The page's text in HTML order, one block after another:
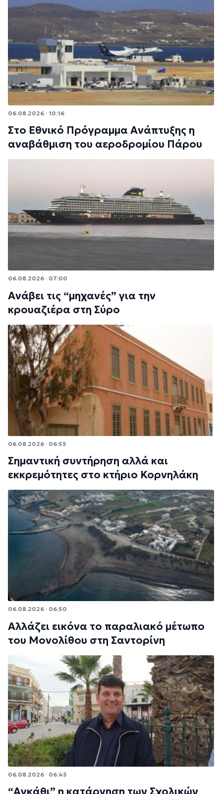
06.08.2026 · 10:16
Στο Εθνικό Πρόγραμμα Ανάπτυξης η
αναβάθμιση του αεροδρομίου Πάρου
06.08.2026 · 07:00
Ανάβει τις “μηχανές” για την
κρουαζιέρα στη Σύρο
06.08.2026 · 06:55
Σημαντική συντήρηση αλλά και
εκκρεμότητες στο κτήριο Κορνηλάκη
06.08.2026 · 06:50
Αλλάζει εικόνα το παραλιακό μέτωπο
του Μονολίθου στη Σαντορίνη
06.08.2026 · 06:45